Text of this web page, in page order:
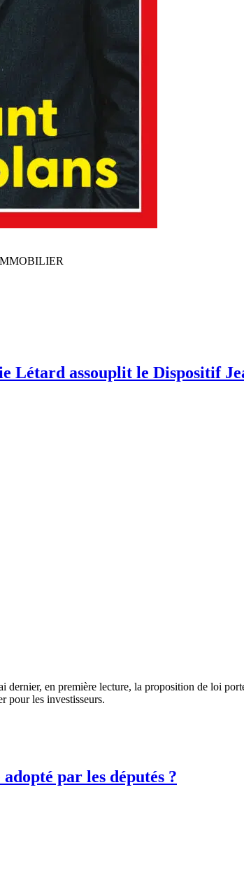
Létard assouplit le Dispositif
en première lecture, la proposition de loi
pour les investisseurs.
par les députés ?